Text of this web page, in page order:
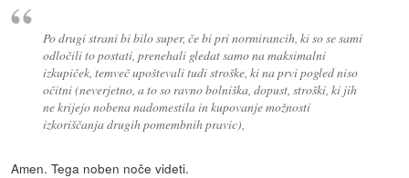
Po drugi strani bi bilo super, če bi pri normirancih, ki so se sami
odločili to postati, prenehali gledat samo na maksimalni
izkupiček, temveč upoštevali tudi stroške, ki na prvi pogled niso
očitni (neverjetno, a to so ravno bolniška, dopust, stroški, ki jih
ne krijejo nobena nadomestila in kupovanje možnosti
izkoriščanja drugih pomembnih pravic),
Amen. Tega noben noče videti.